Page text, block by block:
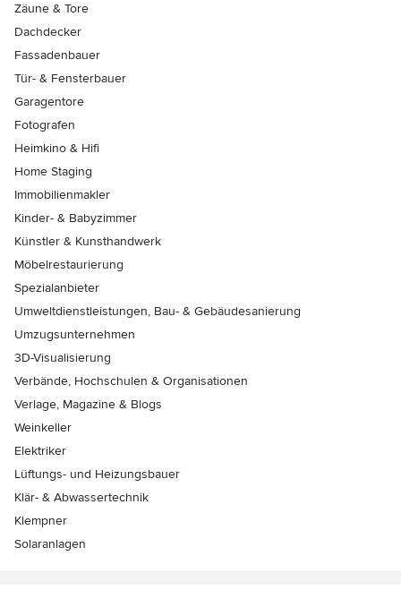
Zäune & Tore
Dachdecker
Fassadenbauer
Tür- & Fensterbauer
Garagentore
Fotografen
Heimkino & Hifi
Home Staging
Immobilienmakler
Kinder- & Babyzimmer
Künstler & Kunsthandwerk
Möbelrestaurierung
Spezialanbieter
Umweltdienstleistungen, Bau- & Gebäudesanierung
Umzugsunternehmen
3D-Visualisierung
Verbände, Hochschulen & Organisationen
Verlage, Magazine & Blogs
Weinkeller
Elektriker
Lüftungs- und Heizungsbauer
Klär- & Abwassertechnik
Klempner
Solaranlagen